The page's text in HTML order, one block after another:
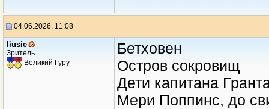
04.06.2026, 11:08
liusie
Зритель
Великий Гуру
Бетховен
Остров сокровищ
Дети капитана
Мери Поппинс, до